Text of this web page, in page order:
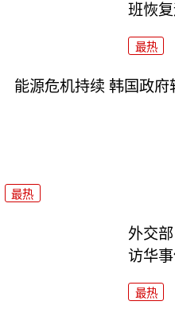
班恢
最热
能源危机持续 韩国政府
最热
外交
访华
最热